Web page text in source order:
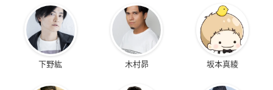
下野紘 木村昴 坂本真綾